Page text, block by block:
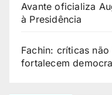
Avante oficializa
à Presidência
Fachin: críticas
fortalecem